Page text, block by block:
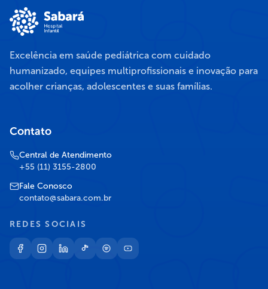
Excelência em saúde pediátrica com cuidado
humanizado, equipes multiprofissionais e inovação para
acolher crianças, adolescentes e suas famílias.
Contato
Central de Atendimento
+55 (11) 3155-2800
Fale Conosco
contato@sabara.com.br
REDES SOCIAIS